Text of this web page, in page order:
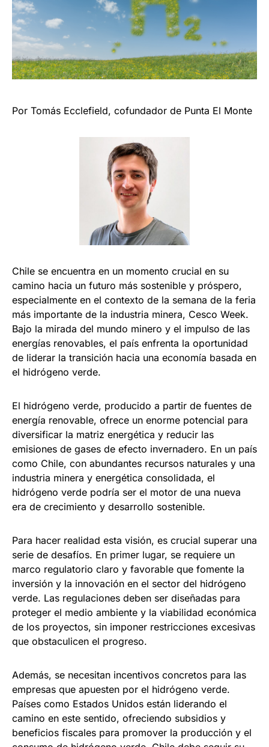
Por Tomás Ecclefield, cofundador de Punta El Monte
Chile se encuentra en un momento crucial en su
camino hacia un futuro más sostenible y próspero,
especialmente en el contexto de la semana de la feria
más importante de la industria minera, Cesco Week.
Bajo la mirada del mundo minero y el impulso de las
energías renovables, el país enfrenta la oportunidad
de liderar la transición hacia una economía basada en
el hidrógeno verde.
El hidrógeno verde, producido a partir de fuentes de
energía renovable, ofrece un enorme potencial para
diversificar la matriz energética y reducir las
emisiones de gases de efecto invernadero. En un país
como Chile, con abundantes recursos naturales y una
industria minera y energética consolidada, el
hidrógeno verde podría ser el motor de una nueva
era de crecimiento y desarrollo sostenible.
Para hacer realidad esta visión, es crucial superar una
serie de desafíos. En primer lugar, se requiere un
marco regulatorio claro y favorable que fomente la
inversión y la innovación en el sector del hidrógeno
verde. Las regulaciones deben ser diseñadas para
proteger el medio ambiente y la viabilidad económica
de los proyectos, sin imponer restricciones excesivas
que obstaculicen el progreso.
Además, se necesitan incentivos concretos para las
empresas que apuesten por el hidrógeno verde.
Países como Estados Unidos están liderando el
camino en este sentido, ofreciendo subsidios y
beneficios fiscales para promover la producción y el